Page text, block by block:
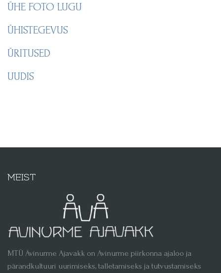
ÜHE FOTO LUGU
ÜHISTEGEVUS
ÜRITUSED
UUDIS
MEIST
MTÜ Avinurme Ajavakk on Avinurme piirkonna ajaloo ja
pärandkultuuri uurimiseks, talletamiseks ja tutvustamiseks